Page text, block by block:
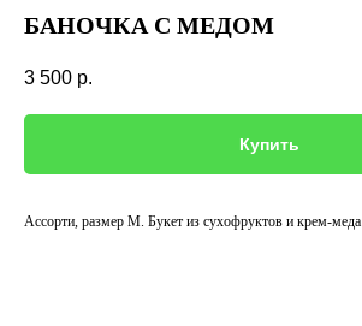
БАНОЧКА С МЕДОМ
3 500 р.
Купить
Ассорти, размер M. Букет из сухофруктов и крем-меда